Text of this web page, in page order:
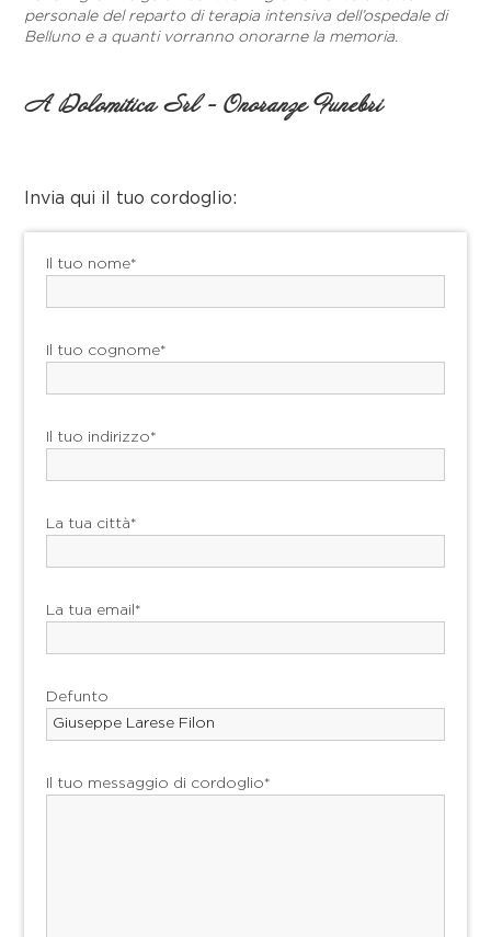
personale del reparto di terapia intensiva dell’ospedale di
Belluno e a quanti vorranno onorarne la memoria.
A Dolomitica Srl - Onoranze Funebri
Invia qui il tuo cordoglio:
Il tuo nome*
Il tuo cognome*
Il tuo indirizzo*
La tua città*
La tua email*
Defunto
Il tuo messaggio di cordoglio*